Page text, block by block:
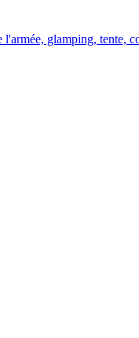
glamping, tente,